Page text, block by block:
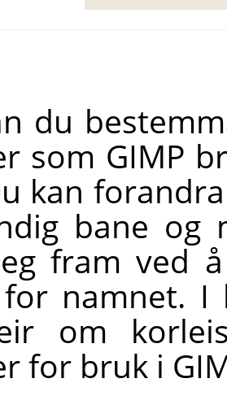
du
som GIMP
kan
bane og
fram ved
for namnet.
om
for bruk i